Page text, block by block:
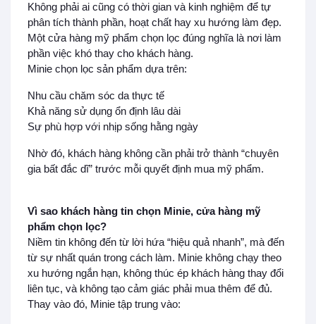
Không phải ai cũng có thời gian và kinh nghiệm để tự
phân tích thành phần, hoạt chất hay xu hướng làm đẹp.
Một cửa hàng mỹ phẩm chọn lọc đúng nghĩa là nơi làm
phần việc khó thay cho khách hàng.
Minie chọn lọc sản phẩm dựa trên:
Nhu cầu chăm sóc da thực tế
Khả năng sử dụng ổn định lâu dài
Sự phù hợp với nhịp sống hằng ngày
Nhờ đó, khách hàng không cần phải trở thành “chuyên
gia bất đắc dĩ” trước mỗi quyết định mua mỹ phẩm.
Vì sao khách hàng tin chọn Minie, cửa hàng mỹ
phẩm chọn lọc?
Niềm tin không đến từ lời hứa “hiệu quả nhanh”, mà đến
từ sự nhất quán trong cách làm. Minie không chạy theo
xu hướng ngắn hạn, không thúc ép khách hàng thay đổi
liên tục, và không tạo cảm giác phải mua thêm để đủ.
Thay vào đó, Minie tập trung vào: